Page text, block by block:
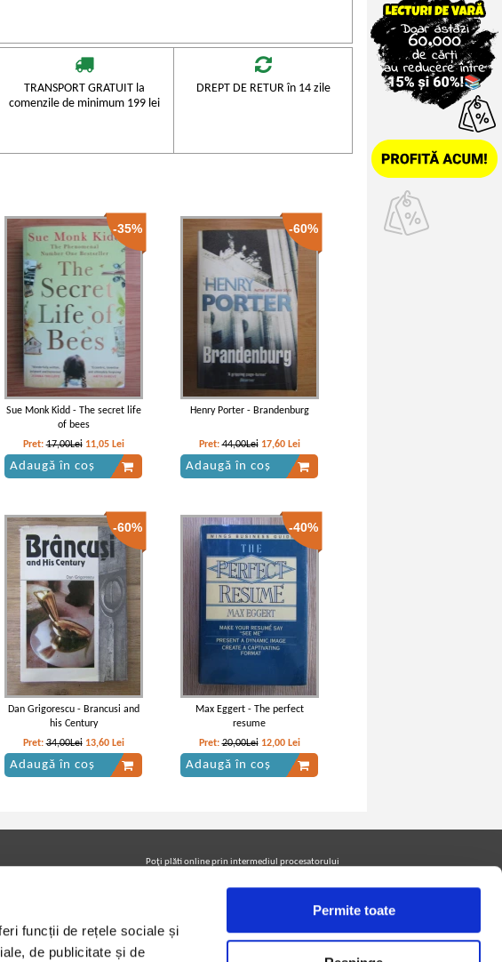
funcții de rețele sociale și
de publicitate și de
Permite toate
TRANSPORT GRATUIT la
comenzile de minimum 199 lei
DREPT DE RETUR în 14 zile
-35%
Sue Monk Kidd - The secret life
of bees
Pret:17,00Lei 11,05 Lei
Adaugă în coș
-60%
Henry Porter - Brandenburg
Pret:44,00Lei 17,60 Lei
Adaugă în coș
-60%
Dan Grigorescu - Brancusi and
his Century
Pret:34,00Lei 13,60 Lei
Adaugă în coș
-40%
Max Eggert - The perfect
resume
Pret:20,00Lei 12,00 Lei
Adaugă în coș
uri
Poţi plăti online prin intermediul procesatorului
Urmăreşte-ne pe facebook pentru a fi la curent cu